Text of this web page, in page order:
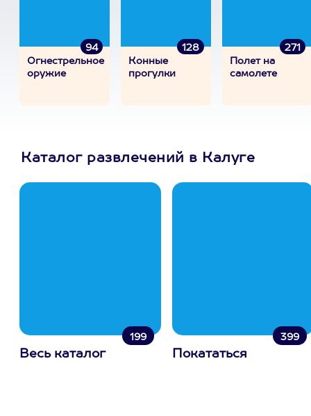
94
Огнестрельное
оружие
128
Конные
прогулки
271
Полет на
самолете
Каталог развлечений в Калуге
199
Весь каталог
399
Покататься